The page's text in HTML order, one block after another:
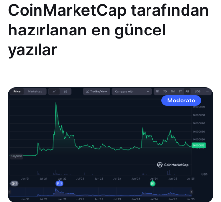
CoinMarketCap tarafından
hazırlanan en güncel
yazılar
Moderate